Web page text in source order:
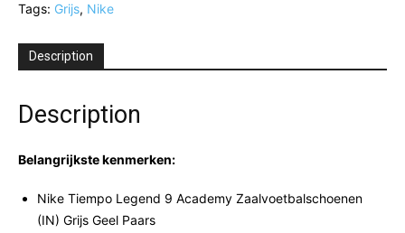
Tags: Grijs, Nike
Description
Description
Belangrijkste kenmerken:
Nike Tiempo Legend 9 Academy Zaalvoetbalschoenen
(IN) Grijs Geel Paars